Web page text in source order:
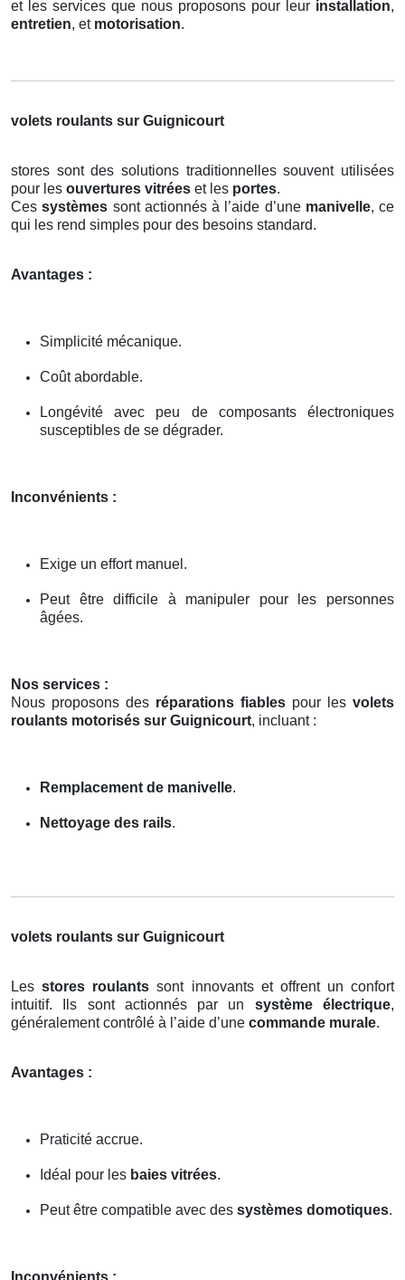
et les services que nous proposons pour leur installation,
entretien, et motorisation.
volets roulants sur Guignicourt
stores sont des solutions traditionnelles souvent utilisées
pour les ouvertures vitrées et les portes.
Cessystèmes sont actionnés à l’aide d’une manivelle, ce
qui les rend simples pour des besoins standard.
Avantages :
Simplicité mécanique.
Coût abordable.
Longévité avec peu de composants électroniques
susceptibles de se dégrader.
Inconvénients :
Exige un effort manuel.
Peut être difficile à manipuler pour les personnes
âgées.
Nos services :
Nous proposons des réparations fiables pour les volets
roulants motorisés sur Guignicourt, incluant :
Remplacement de manivelle.
Nettoyage des rails.
volets roulants sur Guignicourt
Lesstores roulants sont innovants et offrent un confort
intuitif. Ils sont actionnés par un système électrique,
généralement contrôlé à l’aide d’une commande murale.
Avantages :
Praticité accrue.
Idéal pour les baies vitrées.
Peut être compatible avec des systèmes domotiques.
Inconvénients :